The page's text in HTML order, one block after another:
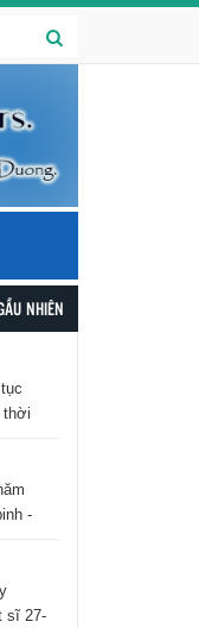
NHIÊN
thời
-
sĩ 27-